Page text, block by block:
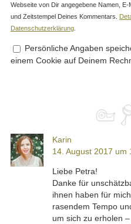
Webseite von Dir angegebene Namen,
und Zeitstempel Deines Kommentars.
Datenschutzerklärung
Persönliche Angaben
einem Cookie auf Deinem
Karin
14. August 2017 um
Liebe Petra!
Danke für
ihnen haben für
rasendem Tempo
um sich zu erholen